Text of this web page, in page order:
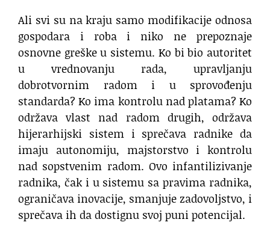
Ali svi su na kraju samo modifikacije odnosa
gospodara i roba i niko ne prepoznaje
osnovne greške u sistemu. Ko bi bio autoritet
u vrednovanju rada, upravljanju
dobrotvornim radom i u sprovođenju
standarda? Ko ima kontrolu nad platama? Ko
održava vlast nad radom drugih, održava
hijerarhijski sistem i sprečava radnike da
imaju autonomiju, majstorstvo i kontrolu
nad sopstvenim radom. Ovo infantilizivanje
radnika, čak i u sistemu sa pravima radnika,
ograničava inovacije, smanjuje zadovoljstvo, i
sprečava ih da dostignu svoj puni potencijal.